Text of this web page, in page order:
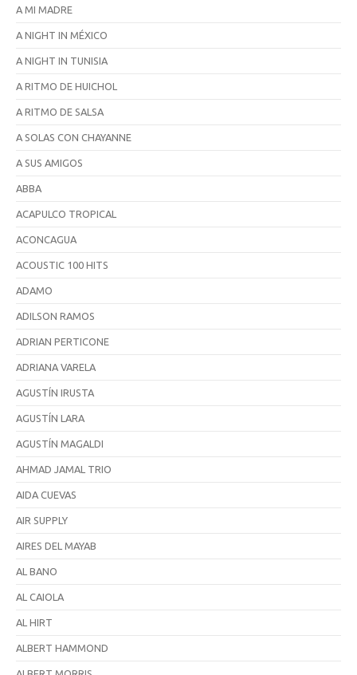
A MI MADRE
A NIGHT IN MÉXICO
A NIGHT IN TUNISIA
A RITMO DE HUICHOL
A RITMO DE SALSA
A SOLAS CON CHAYANNE
A SUS AMIGOS
ABBA
ACAPULCO TROPICAL
ACONCAGUA
ACOUSTIC 100 HITS
ADAMO
ADILSON RAMOS
ADRIAN PERTICONE
ADRIANA VARELA
AGUSTÍN IRUSTA
AGUSTÍN LARA
AGUSTÍN MAGALDI
AHMAD JAMAL TRIO
AIDA CUEVAS
AIR SUPPLY
AIRES DEL MAYAB
AL BANO
AL CAIOLA
AL HIRT
ALBERT HAMMOND